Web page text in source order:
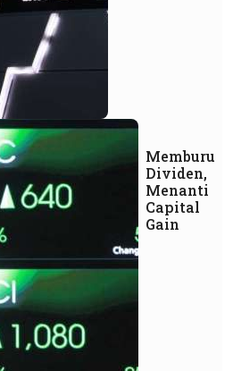
Memburu
Dividen,
Menanti
Capital
Gain